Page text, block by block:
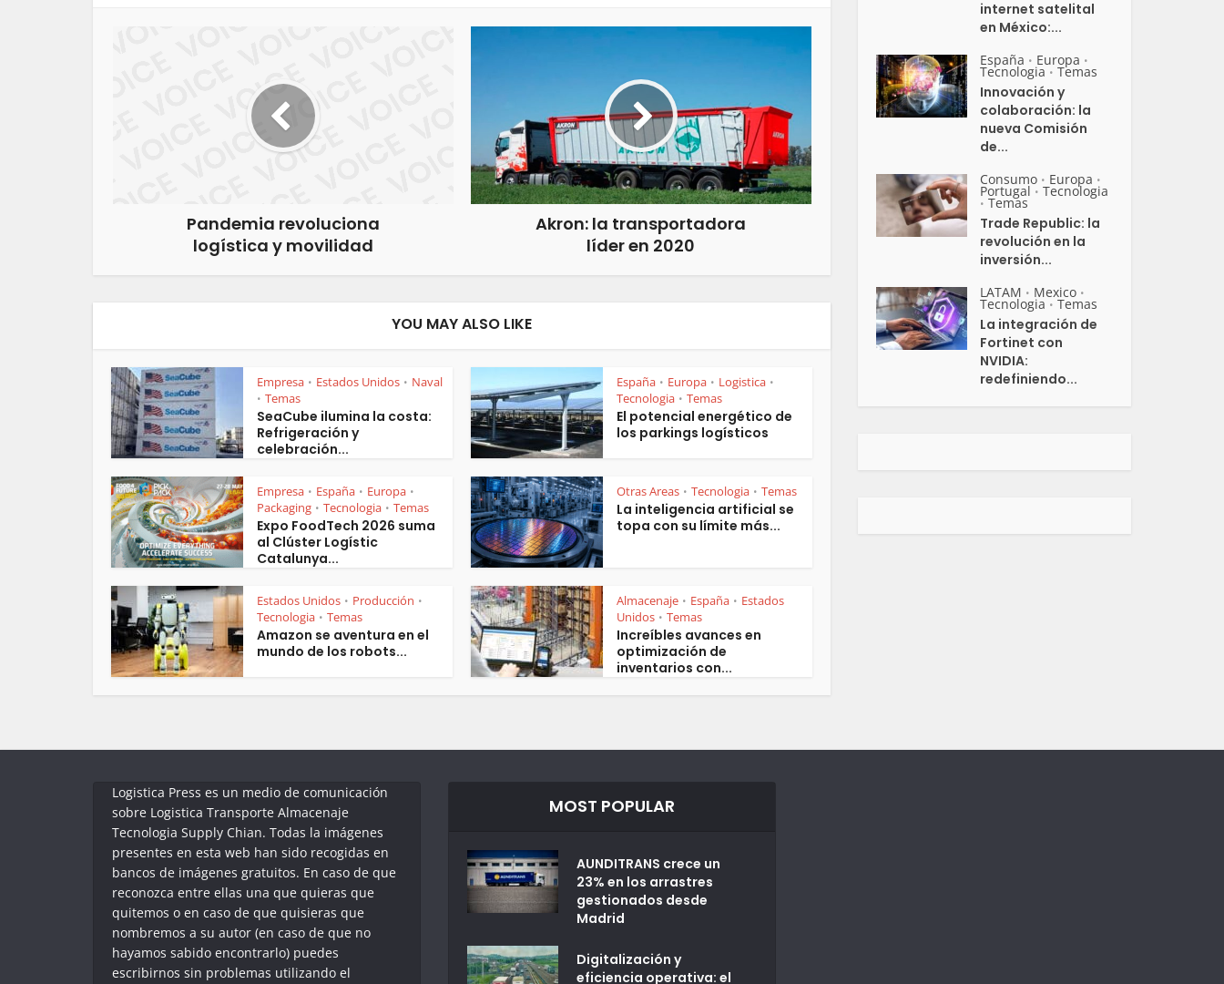
Pandemia revoluciona
logística y movilidad
Akron: la transportadora
líder en 2020
YOU MAY ALSO LIKE
Empresa • Estados Unidos • Naval
• Temas
SeaCube ilumina la costa:
Refrigeración y
celebración...
España • Europa • Logistica •
Tecnologia • Temas
El potencial energético de
los parkings logísticos
Empresa • España • Europa •
Packaging • Tecnologia • Temas
Expo FoodTech 2026 suma
al Clúster Logístic
Catalunya...
Otras Areas • Tecnologia • Temas
La inteligencia artificial se
topa con su límite más...
Estados Unidos • Producción •
Tecnologia • Temas
Amazon se aventura en el
mundo de los robots...
Almacenaje • España • Estados
Unidos • Temas
Increíbles avances en
optimización de
inventarios con...
internet satelital
en México:...
España • Europa •
Tecnologia • Temas
Innovación y
colaboración: la
nueva Comisión
de...
Consumo • Europa •
Portugal • Tecnologia
• Temas
Trade Republic: la
revolución en la
inversión...
LATAM • Mexico •
Tecnologia • Temas
La integración de
Fortinet con
NVIDIA:
redefiniendo...
Logistica Press es un medio de comunicación
sobre Logistica Transporte Almacenaje
Tecnologia Supply Chian. Todas la imágenes
presentes en esta web han sido recogidas en
bancos de imágenes gratuitos. En caso de que
reconozca entre ellas una que quieras que
quitemos o en caso de que quisieras que
nombremos a su autor (en caso de que no
hayamos sabido encontrarlo) puedes
escribirnos sin problemas utilizando el
MOST POPULAR
AUNDITRANS crece un
23% en los arrastres
gestionados desde
Madrid
Digitalización y
eficiencia operativa: el